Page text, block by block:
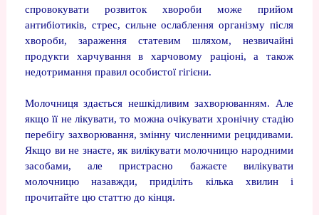
спровокувати розвиток хвороби може прийом
антибіотиків, стрес, сильне ослаблення організму після
хвороби, зараження статевим шляхом, незвичайні
продукти харчування в харчовому раціоні, а також
недотримання правил особистої гігієни.
Молочниця здається нешкідливим захворюванням. Але
якщо її не лікувати, то можна очікувати хронічну стадію
перебігу захворювання, змінну численними рецидивами.
Якщо ви не знаєте, як вилікувати молочницю народними
засобами, але пристрасно бажаєте вилікувати
молочницю назавжди, приділіть кілька хвилин і
прочитайте цю статтю до кінця.